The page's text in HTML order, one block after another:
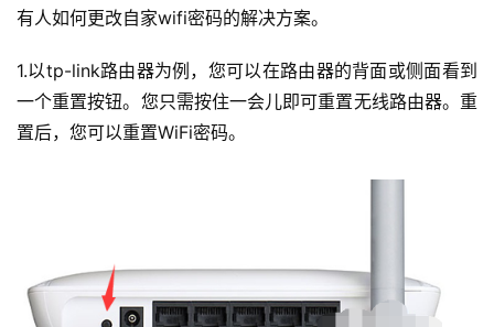
有人如何更改自家wifi密码的解决方案。
1.以tp-link路由器为例，您可以在路由器的背面或侧面看到
一个重置按钮。您只需按住一会儿即可重置无线路由器。重
置后，您可以重置WiFi密码。